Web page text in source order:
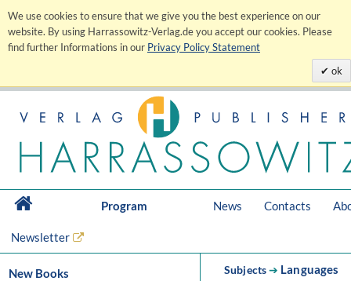
We use cookies to ensure that we give you the best experience on our
website. By using Harrassowitz-Verlag.de you accept our cookies. Please
find further Informations in our Privacy Policy Statement
ok
Program News Contacts
Newsletter
New Books Subjects➔ Languages